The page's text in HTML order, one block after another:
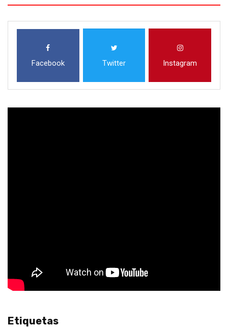
Facebook Twitter Instagram
Etiquetas